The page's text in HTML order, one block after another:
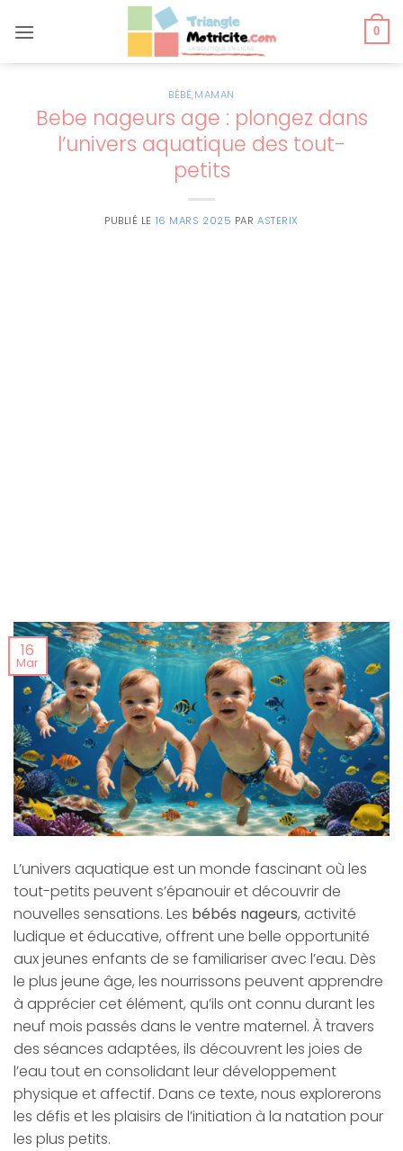
au
0
BÉBÉ,MAMAN
Bebe nageurs age : plongez dans
l’univers aquatique des tout-
petits
PUBLIÉ LE 16 MARS 2025 PARASTERIX
16
Mar
L’univers aquatique est un monde fascinant où les
tout-petits peuvent s’épanouir et découvrir de
nouvelles sensations. Les bébés nageurs, activité
ludique et éducative, offrent une belle opportunité
aux jeunes enfants de se familiariser avec l’eau. Dès
le plus jeune âge, les nourrissons peuvent apprendre
à apprécier cet élément, qu’ils ont connu durant les
neuf mois passés dans le ventre maternel. À travers
des séances adaptées, ils découvrent les joies de
l’eau tout en consolidant leur développement
physique et affectif. Dans ce texte, nous explorerons
les défis et les plaisirs de l’initiation à la natation pour
les plus petits.